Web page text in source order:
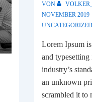
VON
NOVEMBER 2019
UNCATEGORIZED
Lorem Ipsum
and
industry’s
an unknown
scrambled it to